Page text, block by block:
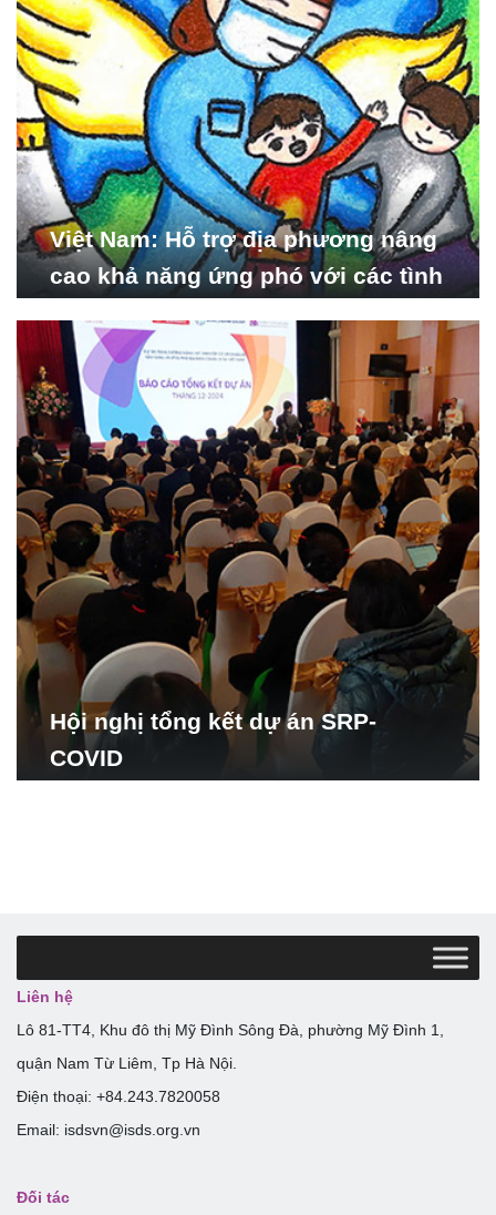
Việt Nam: Hỗ trợ địa phương nâng
cao khả năng ứng phó với các tình
Hội nghị tổng kết dự án SRP-
COVID
Liên hệ
Lô 81-TT4, Khu đô thị Mỹ Đình Sông Đà, phường Mỹ Đình 1,
quận Nam Từ Liêm, Tp Hà Nội.
Điện thoại: +84.243.7820058
Email: isdsvn@isds.org.vn
Đối tác